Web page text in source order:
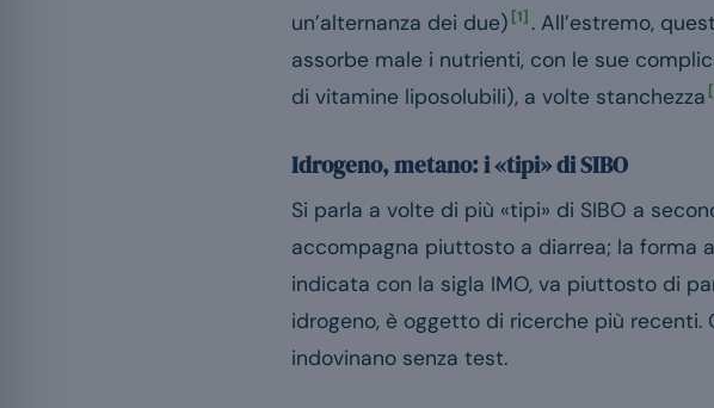
un’alternanza dei due) [1] . All’estremo,
assorbe male i nutrienti, con le sue
di vitamine liposolubili), a volte stanchezza
Idrogeno, metano: i «tipi» di SIBO
Si parla a volte di più «tipi» di SIBO a
accompagna piuttosto a diarrea; la forma a
indicata con la sigla IMO, va piuttosto di
idrogeno, è oggetto di ricerche più
indovinano senza test.